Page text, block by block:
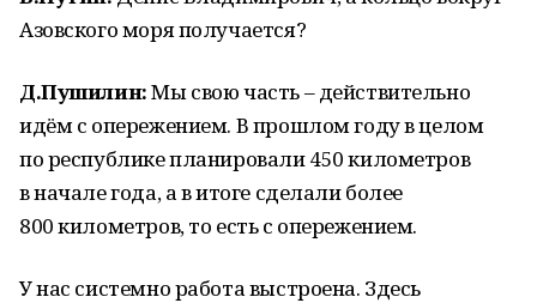
Азовского моря получается?
Д.Пушилин:Мы свою часть – действительно
идём с опережением. В прошлом году в целом
по республике планировали 450 километров
в начале года, а в итоге сделали более
800 километров, то есть с опережением.
У нас системно работа выстроена. Здесь